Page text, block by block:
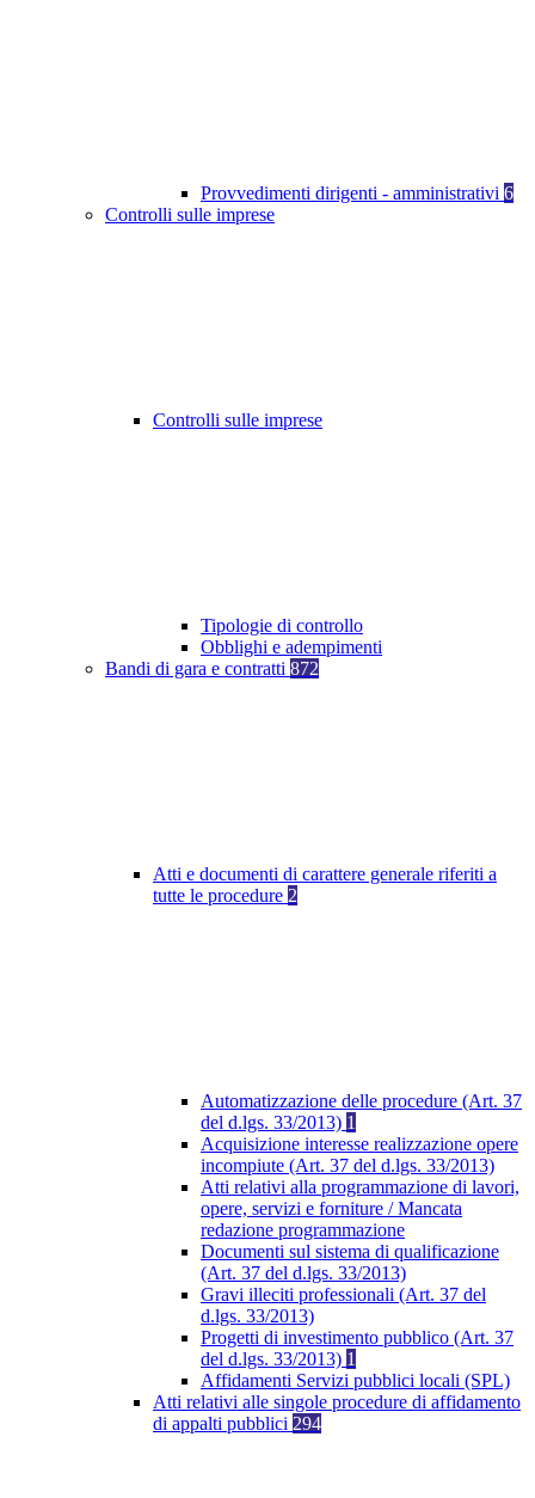
Provvedimenti dirigenti - amministrativi 6
Controlli sulle imprese
Controlli sulle imprese
Tipologie di controllo
Obblighi e adempimenti
Bandi di gara e contratti 872
Atti e documenti di carattere generale riferiti a
tutte le procedure 2
Automatizzazione delle procedure (Art. 37
del d.lgs. 33/2013) 1
Acquisizione interesse realizzazione opere
incompiute (Art. 37 del d.lgs. 33/2013)
Atti relativi alla programmazione di lavori,
opere, servizi e forniture / Mancata
redazione programmazione
Documenti sul sistema di qualificazione
(Art. 37 del d.lgs. 33/2013)
Gravi illeciti professionali (Art. 37 del
d.lgs. 33/2013)
Progetti di investimento pubblico (Art. 37
del d.lgs. 33/2013) 1
Affidamenti Servizi pubblici locali (SPL)
Atti relativi alle singole procedure di affidamento
di appalti pubblici 294